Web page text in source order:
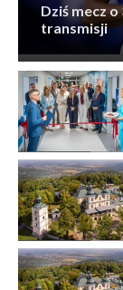
Dziś mecz
transmisji